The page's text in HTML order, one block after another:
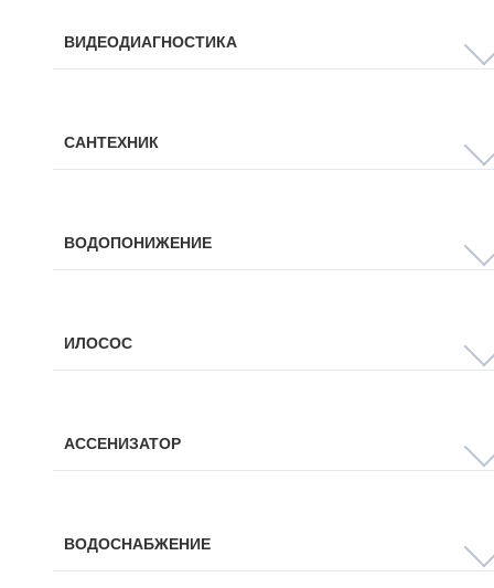
ВИДЕОДИАГНОСТИКА
САНТЕХНИК
ВОДОПОНИЖЕНИЕ
ИЛОСОС
АССЕНИЗАТОР
ВОДОСНАБЖЕНИЕ